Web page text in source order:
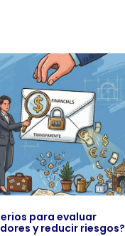
para evaluar
y reducir riesgos?